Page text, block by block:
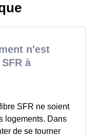
n'est
à
SFR ne soient
logements. Dans
de se tourner